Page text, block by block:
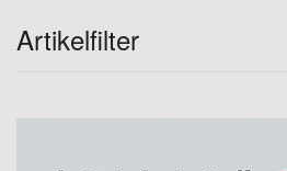
Artikelfilter